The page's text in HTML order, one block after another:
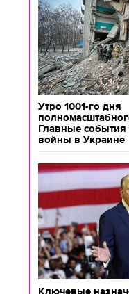
Утро 1001-го дня
Главные события
войны в Украине
Ключевые